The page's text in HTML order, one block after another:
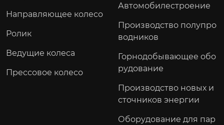
Направляющее колесо
Ролик
Ведущие колеса
Прессовое колесо
Автомобилестроение
Производство полупро
водников
Горнодобывающее обо
рудование
Производство новых и
сточников энергии
Оборудование для пар